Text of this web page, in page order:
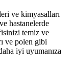
ve kimyasalları
hastanelerde
temiz ve
ve polen gibi
iyi uyumanıza